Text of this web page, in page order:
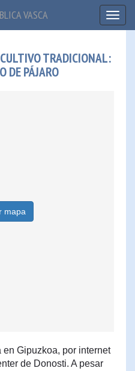
VASCA
TRADICIONAL:
DE PÁJARO
mapa
Gipuzkoa, por internet
de Donosti. A pesar